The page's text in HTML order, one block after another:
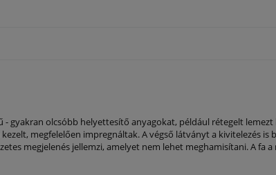
gyakran olcsóbb helyettesítő anyagokat, például rétegelt
megfelelően impregnáltak. A végső látványt a kivitelezés
megjelenés jellemzi, amelyet nem lehet meghamisítani. A fa